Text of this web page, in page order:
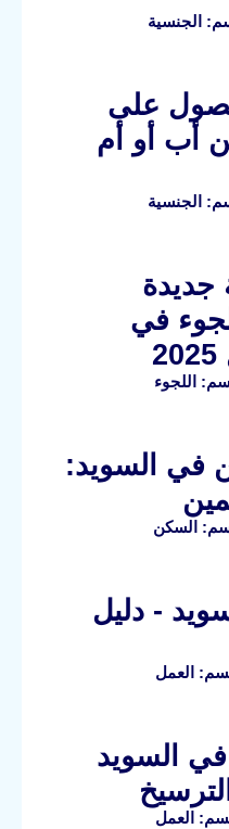
الجنسية
على
أب أو أم
الجنسية
جديدة
في
اللجوء
في السويد:
السكن
- دليل
العمل
السويد
العمل